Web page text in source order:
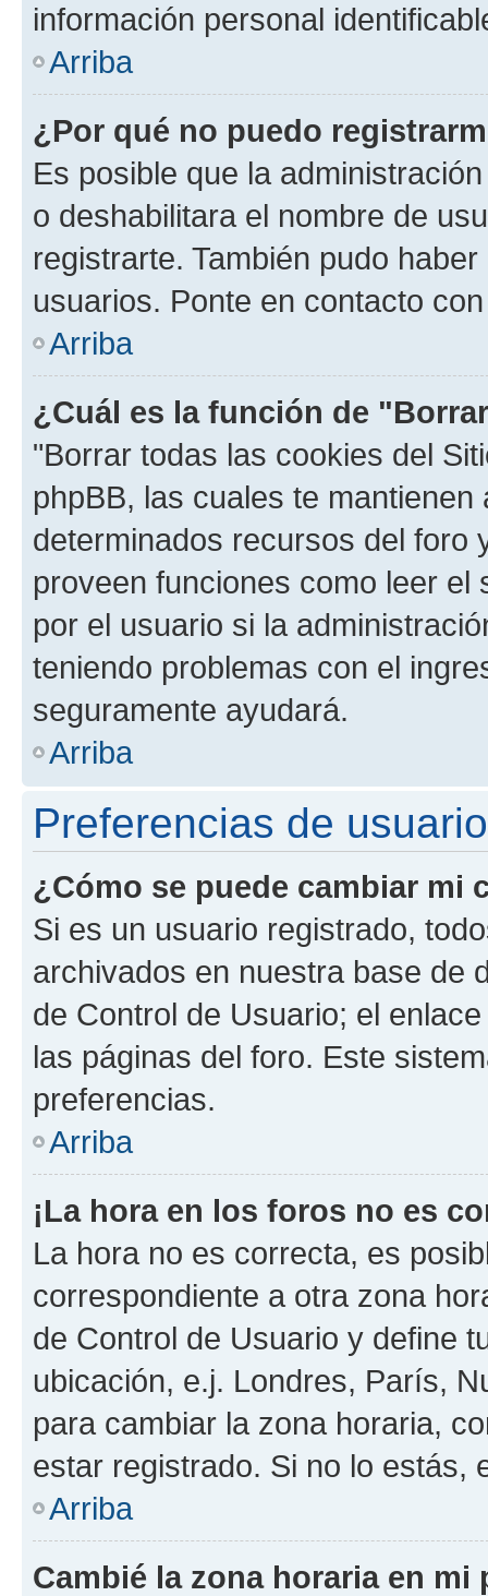
información personal
Arriba
¿Por qué no puedo
Es posible que la
o deshabilitara el nombre de
registrarte. También pudo
usuarios. Ponte en contacto
Arriba
¿Cuál es la función de
"Borrar todas las cookies del
phpBB, las cuales te
determinados recursos del foro
proveen funciones como leer el
por el usuario si la
teniendo problemas con el
seguramente ayudará.
Arriba
Preferencias de
¿Cómo se puede cambiar mi
Si es un usuario registrado,
archivados en nuestra base de
de Control de Usuario; el
las páginas del foro. Este
preferencias.
Arriba
¡La hora en los foros no es
La hora no es correcta, es
correspondiente a otra zona
de Control de Usuario y define
ubicación, e.j. Londres, París,
para cambiar la zona horaria,
estar registrado. Si no lo estás,
Arriba
Cambié la zona horaria en